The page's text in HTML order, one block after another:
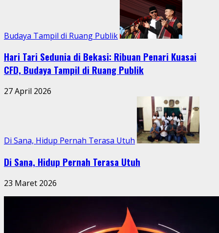
Budaya Tampil di Ruang Publik
Hari Tari Sedunia di Bekasi: Ribuan Penari Kuasai
CFD, Budaya Tampil di Ruang Publik
27 April 2026
Di Sana, Hidup Pernah Terasa Utuh
Di Sana, Hidup Pernah Terasa Utuh
23 Maret 2026